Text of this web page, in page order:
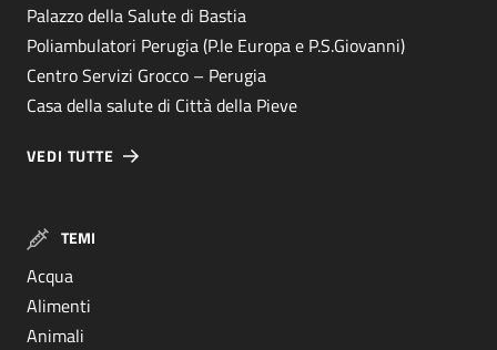
Palazzo della Salute di Bastia
Poliambulatori Perugia (P.le Europa e P.S.Giovanni)
Centro Servizi Grocco – Perugia
Casa della salute di Città della Pieve
VEDI TUTTE
TEMI
Acqua
Alimenti
Animali